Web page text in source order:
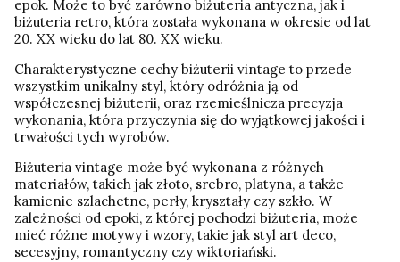
epok. Może to być zarówno biżuteria antyczna, jak i
biżuteria retro, która została wykonana w okresie od lat
20. XX wieku do lat 80. XX wieku.
Charakterystyczne cechy biżuterii vintage to przede
wszystkim unikalny styl, który odróżnia ją od
współczesnej biżuterii, oraz rzemieślnicza precyzja
wykonania, która przyczynia się do wyjątkowej jakości i
trwałości tych wyrobów.
Biżuteria vintage może być wykonana z różnych
materiałów, takich jak złoto, srebro, platyna, a także
kamienie szlachetne, perły, kryształy czy szkło. W
zależności od epoki, z której pochodzi biżuteria, może
mieć różne motywy i wzory, takie jak styl art deco,
secesyjny, romantyczny czy wiktoriański.